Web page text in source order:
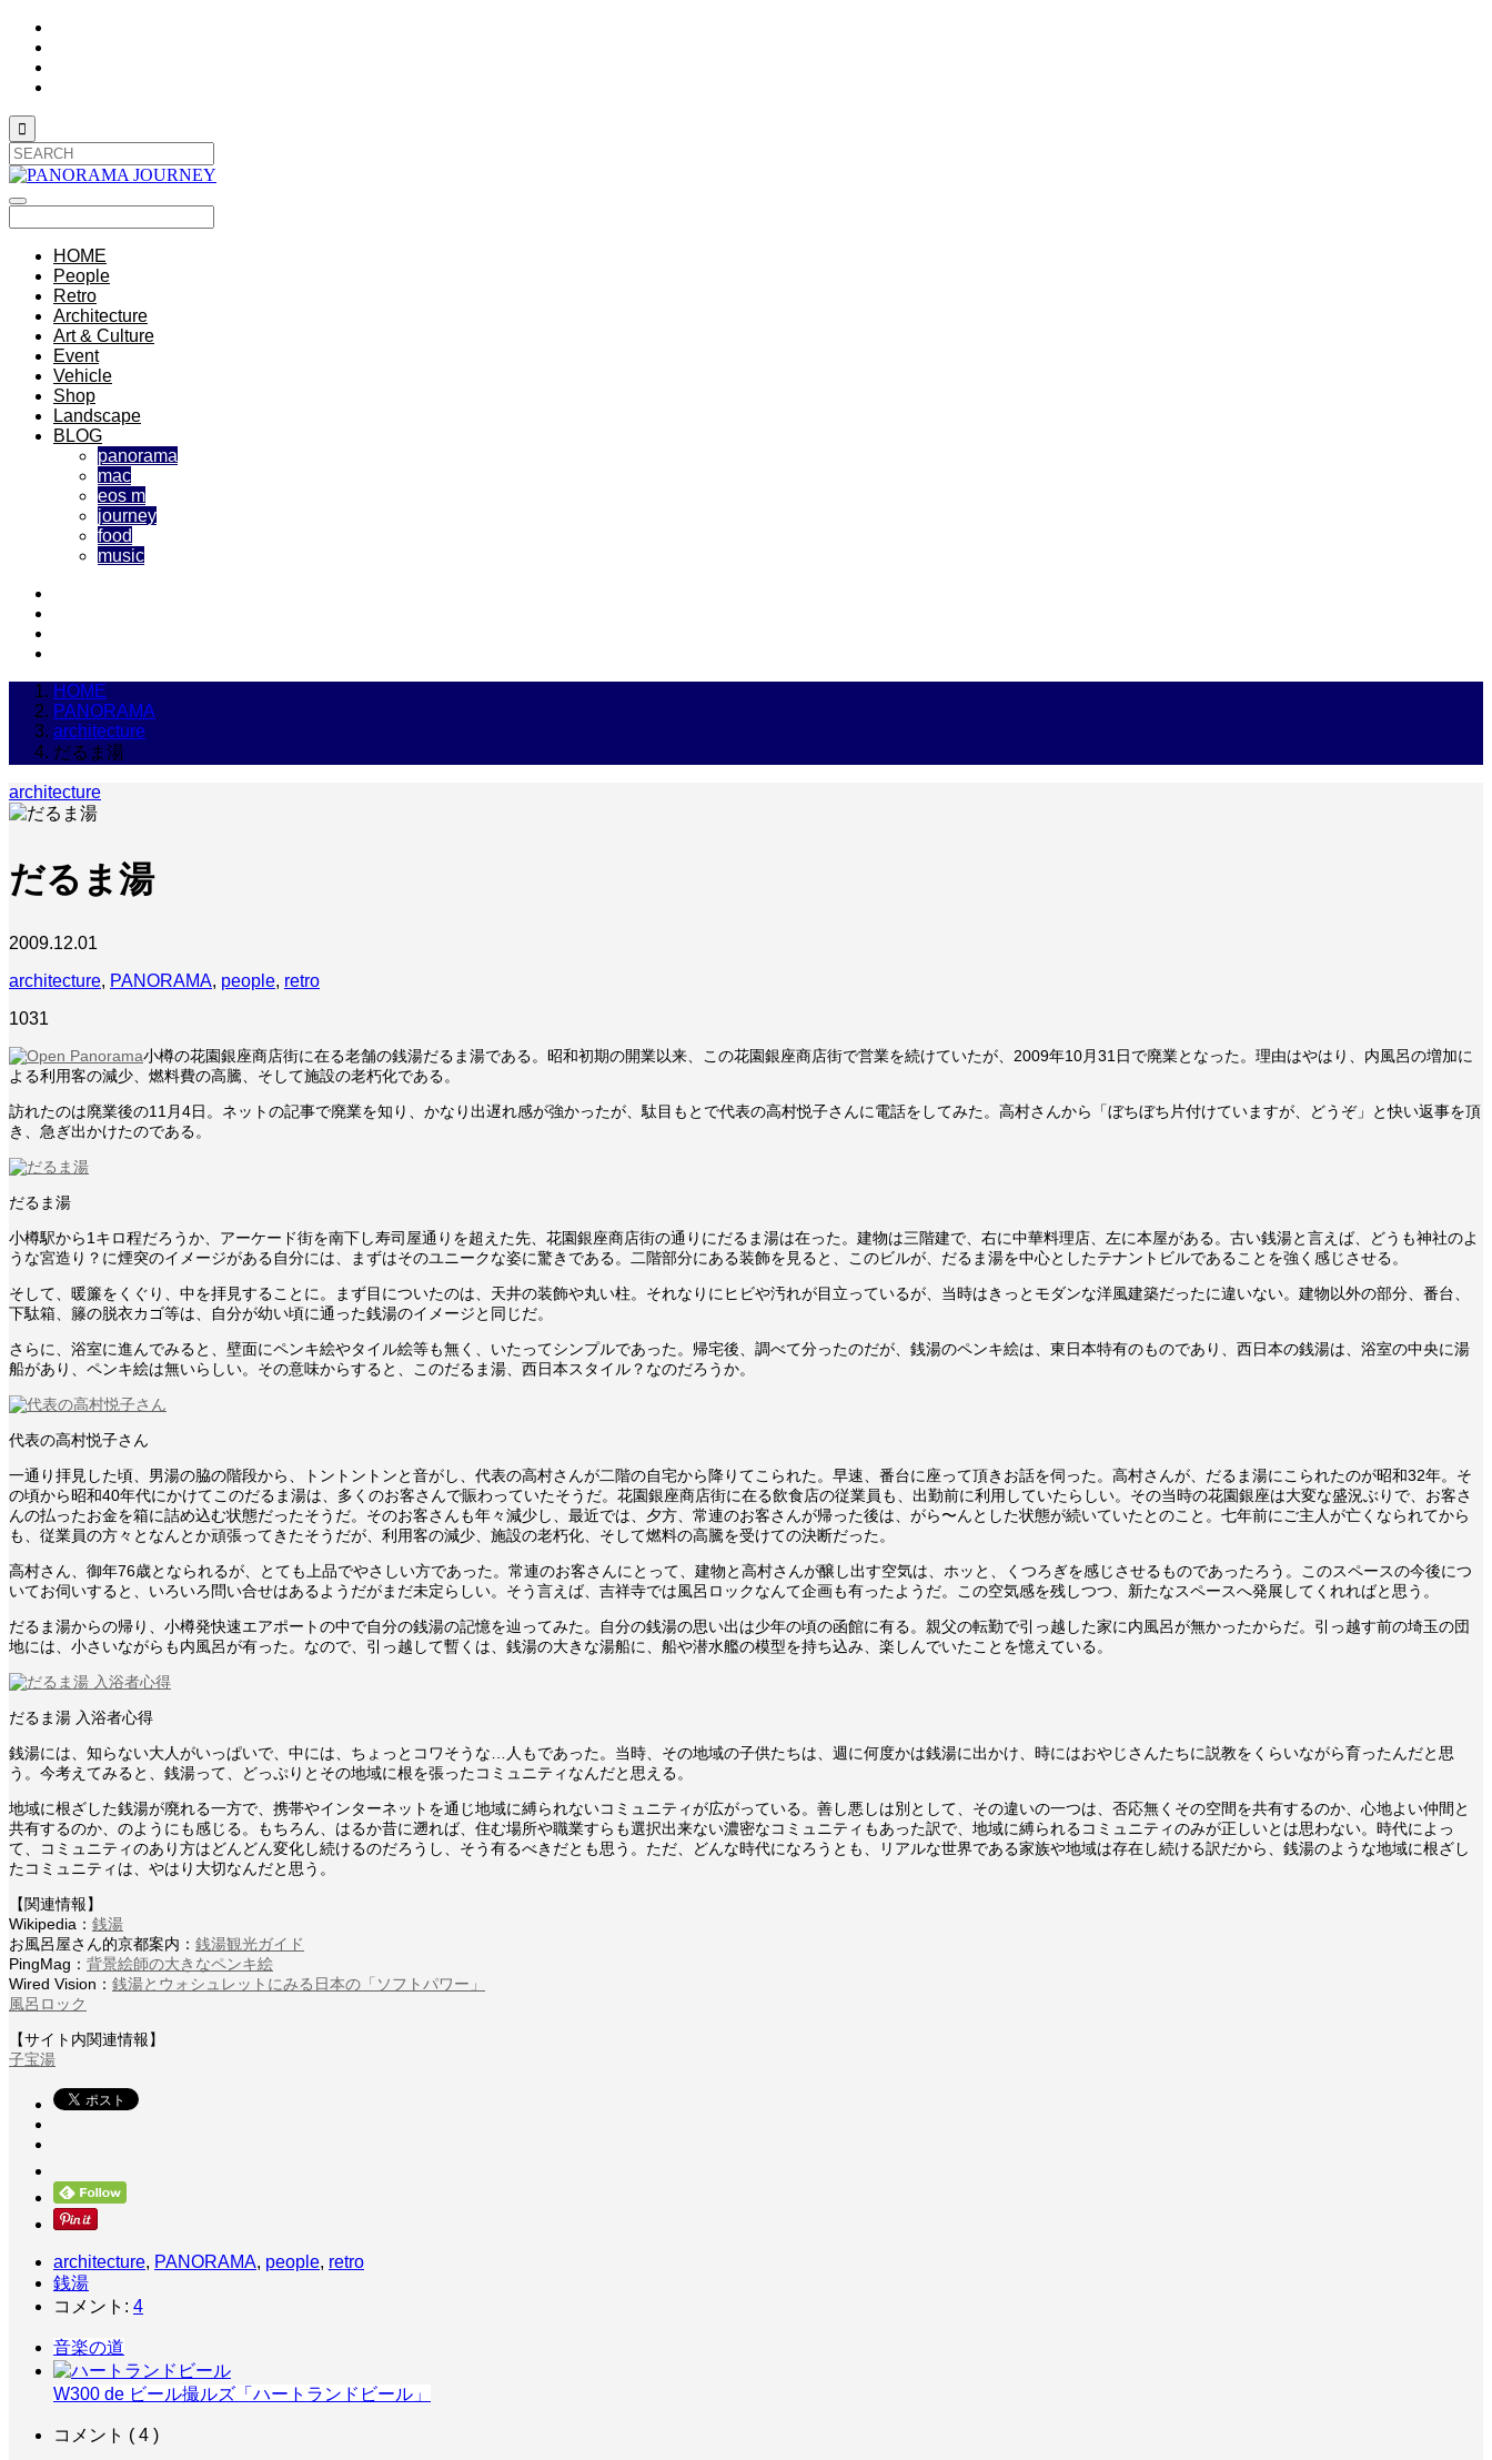

HOME
People
Retro
Architecture
Art & Culture
Event
Vehicle
Shop
Landscape
BLOG
panorama
mac
eos m
journey
food
music
HOME
PANORAMA
architecture
だるま湯
architecture
だるま湯
2009.12.01
architecture, PANORAMA, people, retro
1031
小樽の花園銀座商店街に在る老舗の銭湯だるま湯である。昭和初期の開業以来、この花園銀座商店街で営業を続けていたが、2009年10月31日で廃業となった。理由はやはり、内風呂の増加に
よる利用客の減少、燃料費の高騰、そして施設の老朽化である。
訪れたのは廃業後の11月4日。ネットの記事で廃業を知り、かなり出遅れ感が強かったが、駄目もとで代表の高村悦子さんに電話をしてみた。高村さんから「ぼちぼち片付けていますが、どうぞ」と快い返事を頂
き、急ぎ出かけたのである。
だるま湯
小樽駅から1キロ程だろうか、アーケード街を南下し寿司屋通りを超えた先、花園銀座商店街の通りにだるま湯は在った。建物は三階建で、右に中華料理店、左に本屋がある。古い銭湯と言えば、どうも神社のよ
うな宮造り？に煙突のイメージがある自分には、まずはそのユニークな姿に驚きである。二階部分にある装飾を見ると、このビルが、だるま湯を中心としたテナントビルであることを強く感じさせる。
そして、暖簾をくぐり、中を拝見することに。まず目についたのは、天井の装飾や丸い柱。それなりにヒビや汚れが目立っているが、当時はきっとモダンな洋風建築だったに違いない。建物以外の部分、番台、
下駄箱、籐の脱衣カゴ等は、自分が幼い頃に通った銭湯のイメージと同じだ。
さらに、浴室に進んでみると、壁面にペンキ絵やタイル絵等も無く、いたってシンプルであった。帰宅後、調べて分ったのだが、銭湯のペンキ絵は、東日本特有のものであり、西日本の銭湯は、浴室の中央に湯
船があり、ペンキ絵は無いらしい。その意味からすると、このだるま湯、西日本スタイル？なのだろうか。
代表の高村悦子さん
一通り拝見した頃、男湯の脇の階段から、トントントンと音がし、代表の高村さんが二階の自宅から降りてこられた。早速、番台に座って頂きお話を伺った。高村さんが、だるま湯にこられたのが昭和32年。そ
の頃から昭和40年代にかけてこのだるま湯は、多くのお客さんで賑わっていたそうだ。花園銀座商店街に在る飲食店の従業員も、出勤前に利用していたらしい。その当時の花園銀座は大変な盛況ぶりで、お客さ
んの払ったお金を箱に詰め込む状態だったそうだ。そのお客さんも年々減少し、最近では、夕方、常連のお客さんが帰った後は、がら〜んとした状態が続いていたとのこと。七年前にご主人が亡くなられてから
も、従業員の方々となんとか頑張ってきたそうだが、利用客の減少、施設の老朽化、そして燃料の高騰を受けての決断だった。
高村さん、御年76歳となられるが、とても上品でやさしい方であった。常連のお客さんにとって、建物と高村さんが醸し出す空気は、ホッと、くつろぎを感じさせるものであったろう。このスペースの今後につ
いてお伺いすると、いろいろ問い合せはあるようだがまだ未定らしい。そう言えば、吉祥寺では風呂ロックなんて企画も有ったようだ。この空気感を残しつつ、新たなスペースへ発展してくれればと思う。
だるま湯からの帰り、小樽発快速エアポートの中で自分の銭湯の記憶を辿ってみた。自分の銭湯の思い出は少年の頃の函館に有る。親父の転勤で引っ越した家に内風呂が無かったからだ。引っ越す前の埼玉の団
地には、小さいながらも内風呂が有った。なので、引っ越して暫くは、銭湯の大きな湯船に、船や潜水艦の模型を持ち込み、楽しんでいたことを憶えている。
だるま湯 入浴者心得
銭湯には、知らない大人がいっぱいで、中には、ちょっとコワそうな…人もであった。当時、その地域の子供たちは、週に何度かは銭湯に出かけ、時にはおやじさんたちに説教をくらいながら育ったんだと思
う。今考えてみると、銭湯って、どっぷりとその地域に根を張ったコミュニティなんだと思える。
地域に根ざした銭湯が廃れる一方で、携帯やインターネットを通じ地域に縛られないコミュニティが広がっている。善し悪しは別として、その違いの一つは、否応無くその空間を共有するのか、心地よい仲間と
共有するのか、のようにも感じる。もちろん、はるか昔に遡れば、住む場所や職業すらも選択出来ない濃密なコミュニティもあった訳で、地域に縛られるコミュニティのみが正しいとは思わない。時代によっ
て、コミュニティのあり方はどんどん変化し続けるのだろうし、そう有るべきだとも思う。ただ、どんな時代になろうとも、リアルな世界である家族や地域は存在し続ける訳だから、銭湯のような地域に根ざし
たコミュニティは、やはり大切なんだと思う。
【関連情報】
Wikipedia： 銭湯
お風呂屋さん的京都案内： 銭湯観光ガイド
PingMag： 背景絵師の大きなペンキ絵
Wired Vision： 銭湯とウォシュレットにみる日本の「ソフトパワー」
風呂ロック
【サイト内関連情報】
子宝湯
architecture, PANORAMA, people, retro
銭湯
コメント: 4
音楽の道
W300 de ビール撮ルズ「ハートランドビール」
コメント ( 4 )